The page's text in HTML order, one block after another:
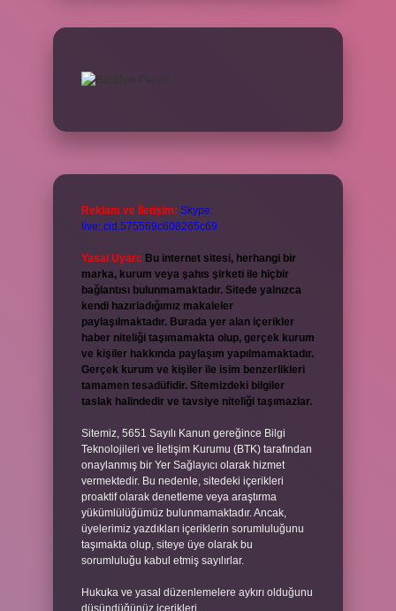
Reklam ve İletişim: Skype:
live:.cid.575569c608265c69
Yasal Uyarı: Bu internet sitesi, herhangi bir
marka, kurum veya şahıs şirketi ile hiçbir
bağlantısı bulunmamaktadır. Sitede yalnızca
kendi hazırladığımız makaleler
paylaşılmaktadır. Burada yer alan içerikler
haber niteliği taşımamakta olup, gerçek kurum
ve kişiler hakkında paylaşım yapılmamaktadır.
Gerçek kurum ve kişiler ile isim benzerlikleri
tamamen tesadüfidir. Sitemizdeki bilgiler
taslak halindedir ve tavsiye niteliği taşımazlar.
Sitemiz, 5651 Sayılı Kanun gereğince Bilgi
Teknolojileri ve İletişim Kurumu (BTK) tarafından
onaylanmış bir Yer Sağlayıcı olarak hizmet
vermektedir. Bu nedenle, sitedeki içerikleri
proaktif olarak denetleme veya araştırma
yükümlülüğümüz bulunmamaktadır. Ancak,
üyelerimiz yazdıkları içeriklerin sorumluluğunu
taşımakta olup, siteye üye olarak bu
sorumluluğu kabul etmiş sayılırlar.
Hukuka ve yasal düzenlemelere aykırı olduğunu
düşündüğünüz içerikleri,